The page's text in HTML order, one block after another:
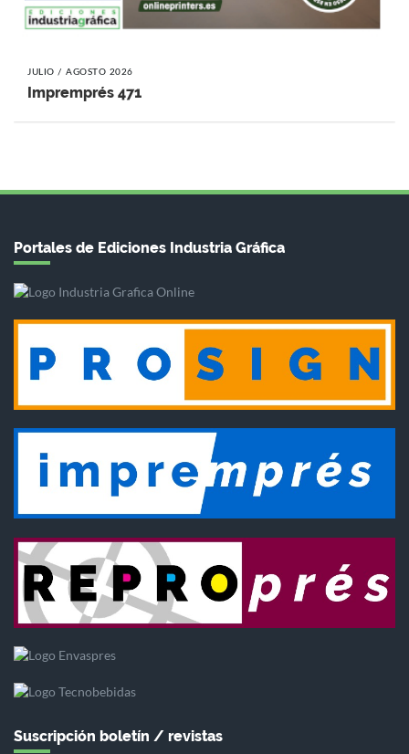
JULIO / AGOSTO 2026
Impremprés 471
Portales de Ediciones Industria Gráfica
Suscripción boletín / revistas